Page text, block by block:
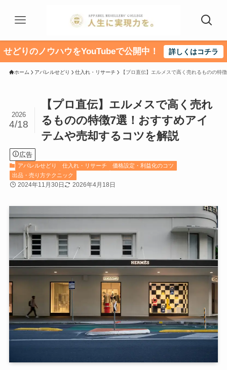
せどりのノウハウをYouTubeで公開中！ 詳しくはコチラ
ホーム アパレルせどり 仕入れ・リサーチ 【プロ直伝】エルメスで高く売れるものの特
【プロ直伝】エルメスで高く売れ
るものの特徴7選！おすすめアイ
テムや売却するコツを解説
2026
4/18
広告
アパレルせどり 仕入れ・リサーチ
価格設定・利益化のコツ
出品・売り方テクニック
2024年11月30日 2026年4月18日